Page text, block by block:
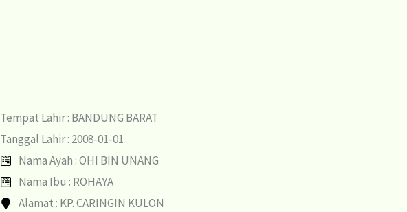
Tempat Lahir : BANDUNG BARAT
Tanggal Lahir : 2008-01-01
Nama Ayah : OHI BIN UNANG
Nama Ibu : ROHAYA
Alamat : KP. CARINGIN KULON